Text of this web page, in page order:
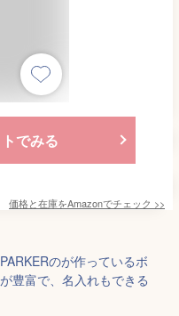
でみる
価格と在庫をAmazonでチェック >>
のが作っているボ
豊富で、名入れもできる